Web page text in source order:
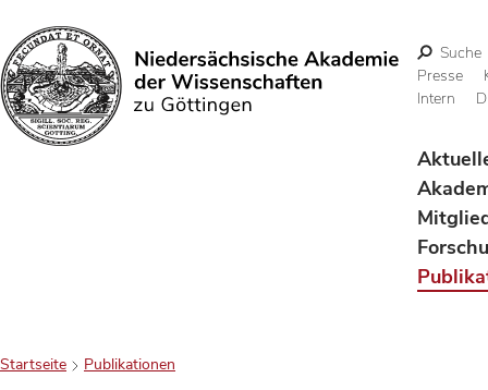
Suchen
Suche
Presse
Intern
Startseite Publikationen